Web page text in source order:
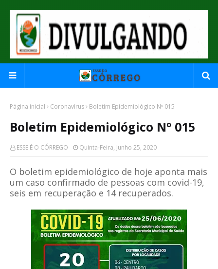
Página inicial Coronavírus Boletim Epidemiológico Nº 015
Boletim Epidemiológico Nº 015
ESSE É O CÓRREGO Quinta-Feira, Junho 25, 2020
O boletim epidemiológico de hoje aponta mais
um caso confirmado de pessoas com covid-19,
seis em recuperação e 14 recuperados.